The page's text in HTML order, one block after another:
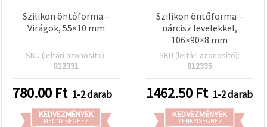
Szilikon öntőforma –
Virágok, 55×10 mm
SKU (leltári azonosító):
812331
780.00 Ft 1-2 darab
KEDVEZMÉNYEK
MENNYISÉGHEZ
Szilikon öntőforma –
nárcisz levelekkel,
106×90×8 mm
SKU (leltári azonosító):
812335
1462.50 Ft 1-2 darab
KEDVEZMÉNYEK
MENNYISÉGHEZ